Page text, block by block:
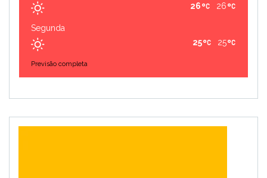
26
26
Segunda
25
25
Previsão completa